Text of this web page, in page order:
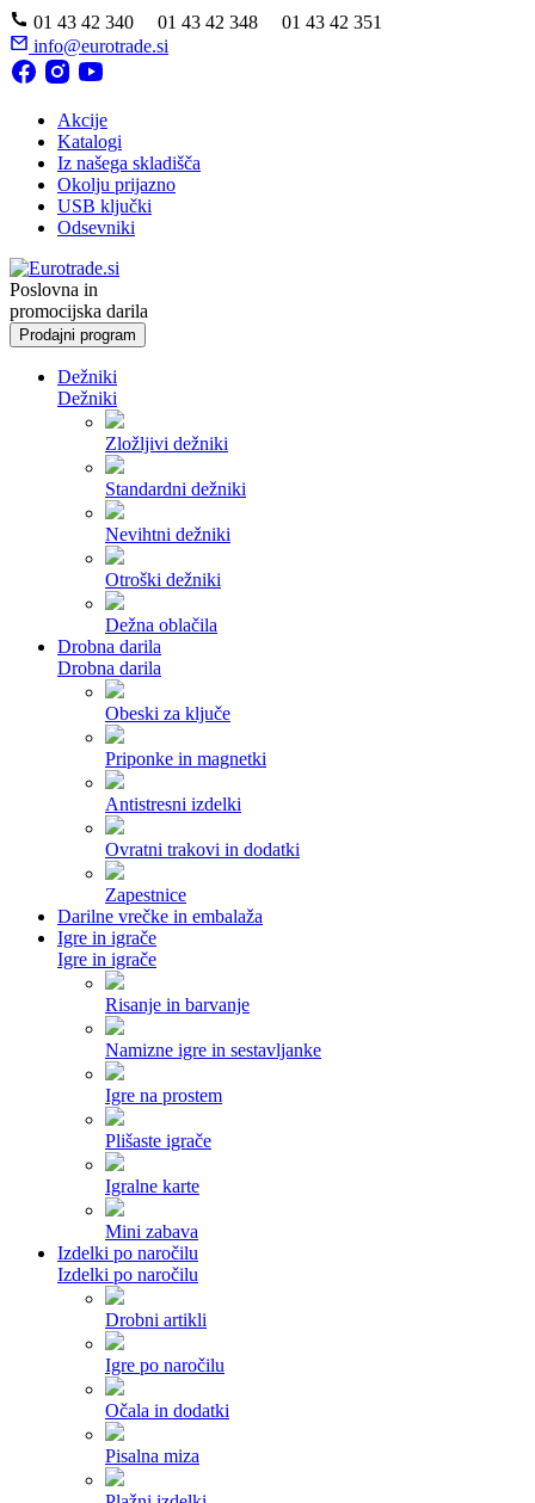
01 43 42 340 01 43 42 348 01 43 42 351
info@eurotrade.si
Akcije
Katalogi
Iz našega skladišča
Okolju prijazno
USB ključki
Odsevniki
Poslovna in
promocijska darila
Prodajni program
Dežniki
Dežniki
Zložljivi dežniki
Standardni dežniki
Nevihtni dežniki
Otroški dežniki
Dežna oblačila
Drobna darila
Drobna darila
Obeski za ključe
Priponke in magnetki
Antistresni izdelki
Ovratni trakovi in dodatki
Zapestnice
Darilne vrečke in embalaža
Igre in igrače
Igre in igrače
Risanje in barvanje
Namizne igre in sestavljanke
Igre na prostem
Plišaste igrače
Igralne karte
Mini zabava
Izdelki po naročilu
Izdelki po naročilu
Drobni artikli
Igre po naročilu
Očala in dodatki
Pisalna miza